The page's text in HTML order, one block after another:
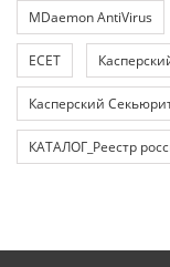
MDaemon AntiVirus
ЕСЕТ
Касперский
КАТАЛОГ_Реестр